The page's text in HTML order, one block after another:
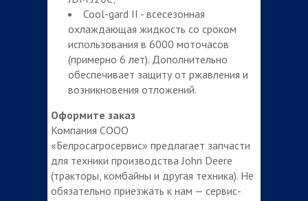
Cool-gard II - всесезонная
охлаждающая жидкость со сроком
использования в 6000 моточасов
(примерно 6 лет). Дополнительно
обеспечивает защиту от ржавления и
возникновения отложений.
Оформите заказ
Компания СООО
«Белросагросервис» предлагает запчасти
для техники производства John Deere
(тракторы, комбайны и другая техника). Не
обязательно приезжать к нам — сервис-